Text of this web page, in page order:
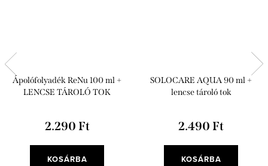
Ápolófolyadék ReNu 100 ml +
LENCSE TÁROLÓ TOK
2.290 Ft
KOSÁRBA
SOLOCARE AQUA 90 ml +
lencse tároló tok
2.490 Ft
KOSÁRBA